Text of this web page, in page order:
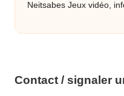
Neitsabes Jeux vidéo,
Contact / signaler